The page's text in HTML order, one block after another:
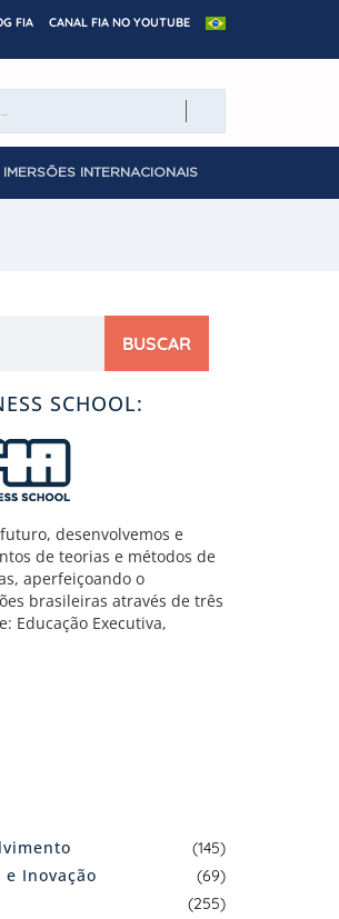
FIA CANAL FIA NO YOUTUBE
IMERSÕES INTERNACIONAIS
BUSCAR
SCHOOL:
desenvolvemos e
de teorias e métodos de
aperfeiçoando o
brasileiras através de três
Educação Executiva,
(145)
Inovação (69)
(255)